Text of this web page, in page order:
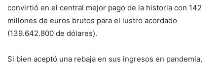
convirtió en el central mejor pago de la historia con 142
millones de euros brutos para el lustro acordado
(139.642.800 de dólares).
Si bien aceptó una rebaja en sus ingresos en pandemia,